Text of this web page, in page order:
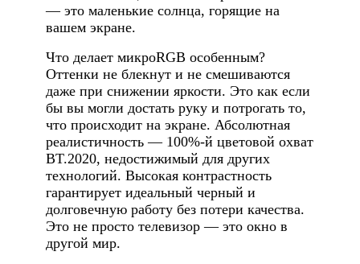
— это маленькие солнца, горящие на
вашем экране.
Что делает микроRGB особенным?
Оттенки не блекнут и не смешиваются
даже при снижении яркости. Это как если
бы вы могли достать руку и потрогать то,
что происходит на экране. Абсолютная
реалистичность — 100%-й цветовой охват
BT.2020, недостижимый для других
технологий. Высокая контрастность
гарантирует идеальный черный и
долговечную работу без потери качества.
Это не просто телевизор — это окно в
другой мир.